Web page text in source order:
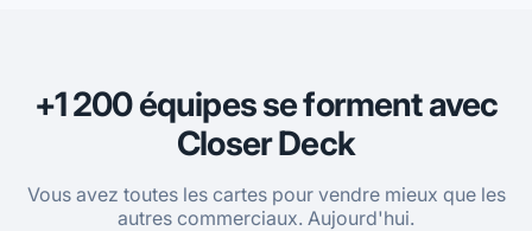
+1 200 équipes se forment avec
Closer Deck
Vous avez toutes les cartes pour vendre mieux que les
autres commerciaux. Aujourd'hui.